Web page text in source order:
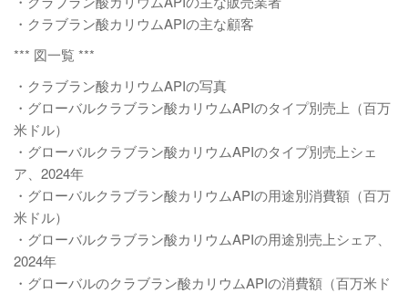
・クラブラン酸カリウムAPIの主な顧客
*** 図一覧 ***
・クラブラン酸カリウムAPIの写真
・グローバルクラブラン酸カリウムAPIのタイプ別売上（百万
米ドル）
・グローバルクラブラン酸カリウムAPIのタイプ別売上シェ
ア、2024年
・グローバルクラブラン酸カリウムAPIの用途別消費額（百万
米ドル）
・グローバルクラブラン酸カリウムAPIの用途別売上シェア、
2024年
・グローバルのクラブラン酸カリウムAPIの消費額（百万米ド